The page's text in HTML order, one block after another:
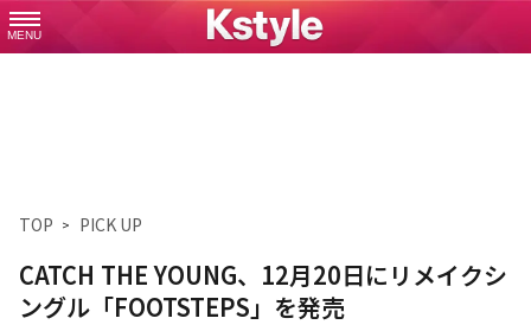
MENU
TOP PICK UP
CATCH THE YOUNG、12月20日にリメイクシ
ングル「FOOTSTEPS」を発売